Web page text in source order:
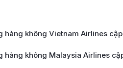
không Vietnam Airlines
không Malaysia Airlines